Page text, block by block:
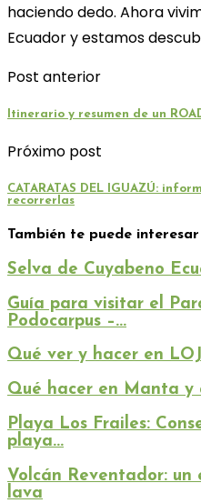
haciendo dedo. Ahora
Ecuador y estamos
Post anterior
Itinerario y resumen de un
Próximo post
CATARATAS DEL IGUAZÚ:
recorrerlas
También te puede interesar
Selva de Cuyabeno
Guía para visitar el
Podocarpus –...
Qué ver y hacer en
Qué hacer en Manta y
Playa Los Frailes:
playa...
Volcán Reventador: un
lava